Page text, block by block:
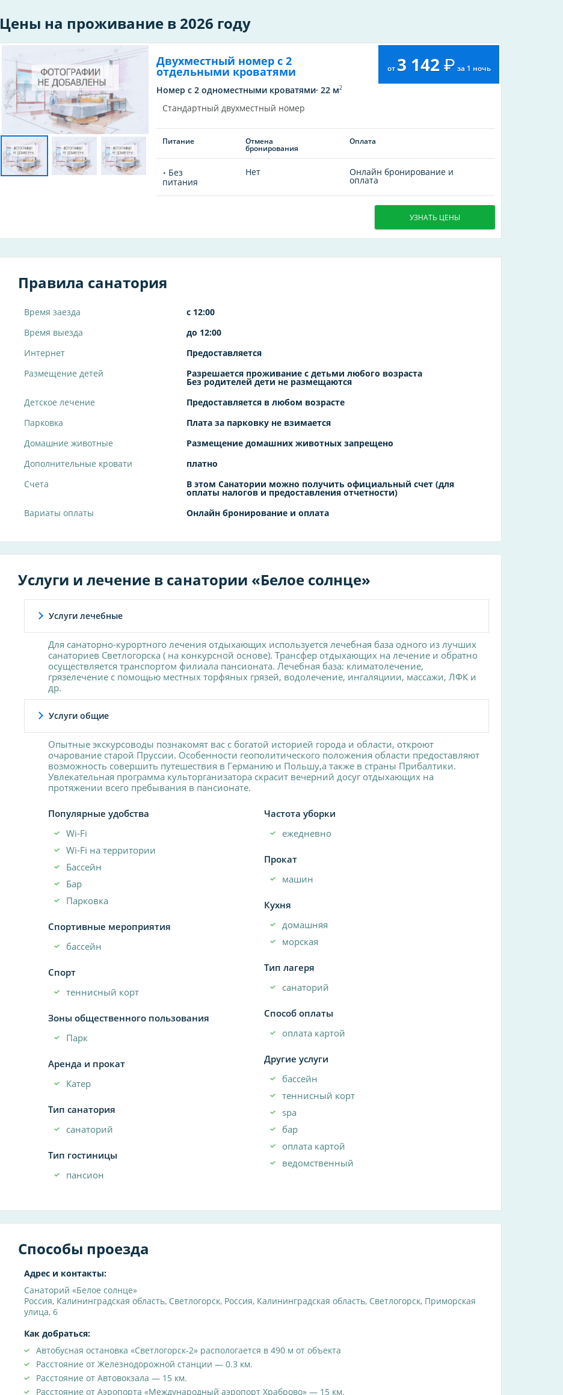
Цены на проживание в 2026 году
от 3 142 за 1 ночь
Двухместный номер с 2
отдельными кроватями
Номер с 2 одноместными кроватями· 22 м2
Стандартный двухместный номер
Питание Отмена
бронирования
Оплата
Без
питания
Нет Онлайн бронирование и
оплата
УЗНАТЬ ЦЕНЫ
Правила санатория
Время заезда
с 12:00
Время выезда
до 12:00
Интернет
Предоставляется
Размещение детей
Разрешается проживание с детьми любого возраста
Без родителей дети не размещаются
Детское лечение
Предоставляется в любом возрасте
Парковка
Плата за парковку не взимается
Домашние животные
Размещение домашних животных запрещено
Дополнительные кровати
платно
Счета
В этом Санатории можно получить официальный счет (для
оплаты налогов и предоставления отчетности)
Вариаты оплаты
Онлайн бронирование и оплата
Услуги и лечение в санатории «Белое солнце»
Услуги лечебные
Для санаторно-курортного лечения отдыхающих используется лечебная база одного из лучших
санаториев Светлогорска ( на конкурсной основе). Трансфер отдыхающих на лечение и обратно
осуществляется транспортом филиала пансионата. Лечебная база: климатолечение,
грязелечение с помощью местных торфяных грязей, водолечение, ингаляциии, массажи, ЛФК и
др.
Услуги общие
Опытные экскурсоводы познакомят вас с богатой историей города и области, откроют
очарование старой Пруссии. Особенности геополитического положения области предоставляют
возможность совершить путешествия в Германию и Польшу,а также в страны Прибалтики.
Увлекательная программа культорганизатора скрасит вечерний досуг отдыхающих на
протяжении всего пребывания в пансионате.
Популярные удобства
Wi-Fi
Wi-Fi на территории
Бассейн
Бар
Парковка
Спортивные мероприятия
бассейн
Спорт
теннисный корт
Зоны общественного пользования
Парк
Аренда и прокат
Катер
Тип санатория
санаторий
Тип гостиницы
пансион
Частота уборки
ежедневно
Прокат
машин
Кухня
домашняя
морская
Тип лагеря
санаторий
Способ оплаты
оплата картой
Другие услуги
бассейн
теннисный корт
spa
бар
оплата картой
ведомственный
Способы проезда
Адрес и контакты:
Санаторий «Белое солнце»
Россия, Калининградская область, Светлогорск, Россия, Калининградская область, Светлогорск, Приморская
улица, 6
Как добраться:
Автобусная остановка «Светлогорск-2» распологается в 490 м от объекта
Расстояние от Железнодорожной станции — 0.3 км.
Расстояние от Автовокзала — 15 км.
Расстояние от Аэропорта «Международный аэропорт Храброво» — 15 км.